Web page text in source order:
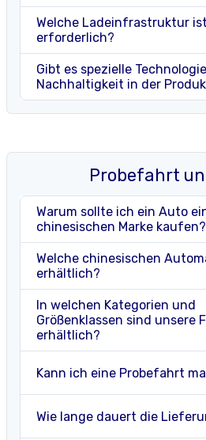
Welche Ladeinfrastruktur ist
erforderlich?
Gibt es spezielle
Nachhaltigkeit in der
Probefahrt
Warum sollte ich ein Auto
chinesischen Marke kaufen?
Welche chinesischen
erhältlich?
In welchen Kategorien und
Größenklassen sind unsere
erhältlich?
Kann ich eine Probefahrt
Wie lange dauert die